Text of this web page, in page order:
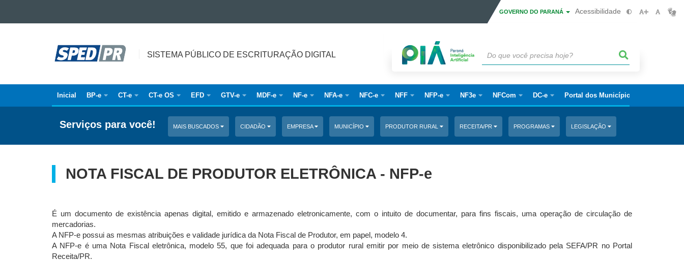
Ir para a busca
GOVERNO DO PARANÁ Acessibilidade
PÚBLICO
DE
DIGITAL
SISTEMA PÚBLICO DE ESCRITURAÇÃO DIGITAL
Navegação
principal
Inicial BP-e CT-e CT-e OS EFD GTV-e MDF-e NF-e NFA-e NFC-e NFF NFP-e NF3e NFCom DC-e Portal dos Municípios
Serviços para você! MAIS BUSCADOS CIDADÃO EMPRESA MUNICÍPIO PRODUTOR RURAL RECEITA/PR PROGRAMAS LEGISLAÇÃO
NOTA FISCAL DE PRODUTOR ELETRÔNICA - NFP-e
É um documento de existência apenas digital, emitido e armazenado eletronicamente, com o intuito de documentar, para fins fiscais, uma operação de circulação de
mercadorias.
A NFP-e possui as mesmas atribuições e validade jurídica da Nota Fiscal de Produtor, em papel, modelo 4.
A NFP-e é uma Nota Fiscal eletrônica, modelo 55, que foi adequada para o produtor rural emitir por meio de sistema eletrônico disponibilizado pela SEFA/PR no Portal
Receita/PR.